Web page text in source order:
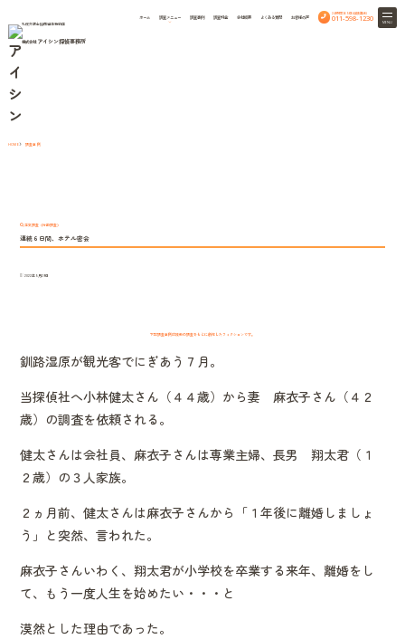
札幌弁護士協同組合特約店
株式会社 アイシン探偵事務所
ホーム 調査メニュー 調査事例 調査料金 会社概要 よくある質問 お客様の声
24時間365日相談無料
011-598-1230 MENU
調査事例
HOME 調査事例
浮気調査（行動調査）
連続６日間、ホテル密会
2022年5月29日
下記調査事例は複数の調査をもとに創作したフィクションです。
釧路湿原が観光客でにぎあう７月。
当探偵社へ小林健太さん（４４歳）から妻 麻衣子さん（４２
歳）の調査を依頼される。
健太さんは会社員、麻衣子さんは専業主婦、長男 翔太君（１
２歳）の３人家族。
２ヵ月前、健太さんは麻衣子さんから「１年後に離婚しましょ
う」と突然、言われた。
麻衣子さんいわく、翔太君が小学校を卒業する来年、離婚をし
て、もう一度人生を始めたい・・・と
漠然とした理由であった。